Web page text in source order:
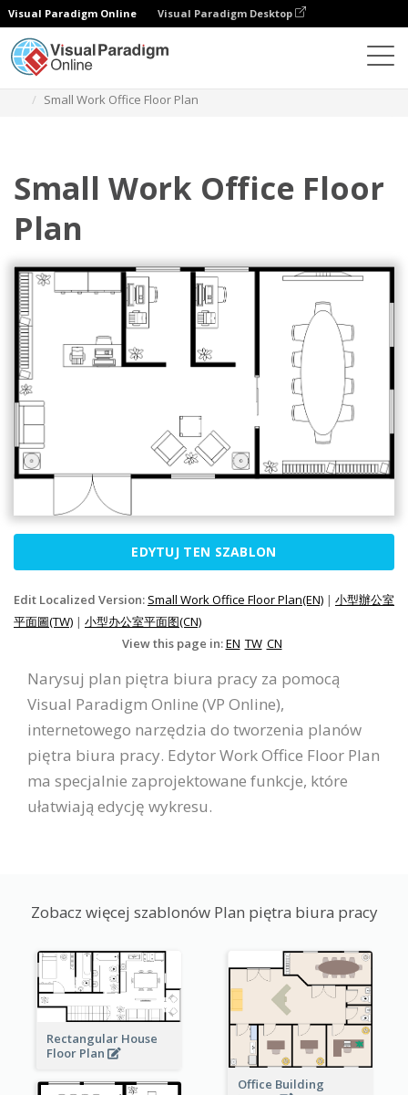
Visual Paradigm Online Visual Paradigm Desktop
Small Work Office Floor Plan
Small Work Office Floor
Plan
EDYTUJ TEN SZABLON
Edit Localized Version: Small Work Office Floor Plan(EN) | 小型辦公室
平面圖(TW) | 小型办公室平面图(CN)
View this page in:EN TW CN
Narysuj plan piętra biura pracy za pomocą
Visual Paradigm Online (VP Online),
internetowego narzędzia do tworzenia planów
piętra biura pracy. Edytor Work Office Floor Plan
ma specjalnie zaprojektowane funkcje, które
ułatwiają edycję wykresu.
Zobacz więcej szablonów Plan piętra biura pracy
Rectangular House
Floor Plan
Office Building